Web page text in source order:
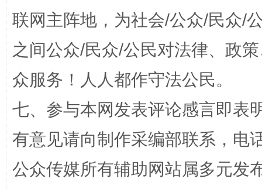
招工难、用工荒背后
网上购药对药下症？
联网主阵地，为社会/公众/民众/
之间公众/民众/公民对法律、政
众服务！人人都作守法公民。
七、参与本网发表评论感言即表
有意见请向制作采编部联系，电
公众传媒所有辅助网站属多元发